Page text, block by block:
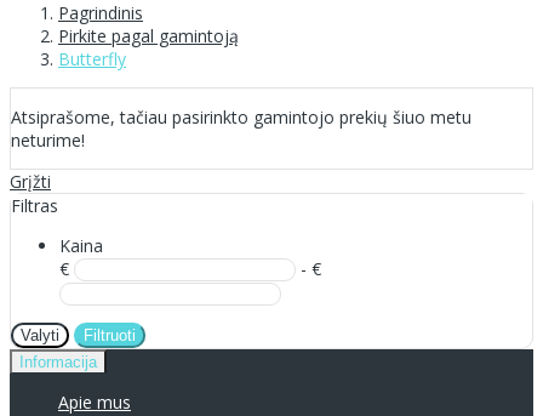
Pagrindinis
Pirkite pagal gamintoją
Butterfly
Atsiprašome, tačiau pasirinkto gamintojo prekių šiuo metu
neturime!
Grįžti
Filtras
Kaina
€
- €
Valyti
Filtruoti
Informacija
Apie mus